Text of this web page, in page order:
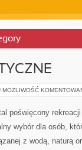
MOŻLIWOŚĆ
poświęcony
wybór dla osób,
z wodą, naturą